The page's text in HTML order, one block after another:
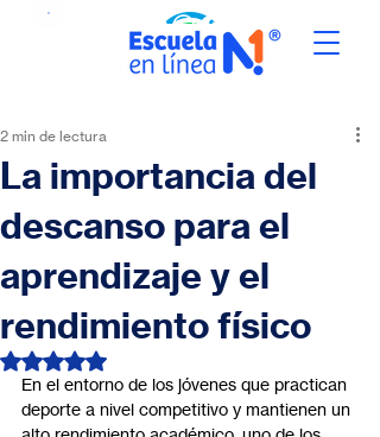
La importancia del
descanso para el
aprendizaje y el
rendimiento físico
2 min de lectura
Obtuvo NaN de 5 estrellas.
En el entorno de los jóvenes que practican
deporte a nivel competitivo y mantienen un